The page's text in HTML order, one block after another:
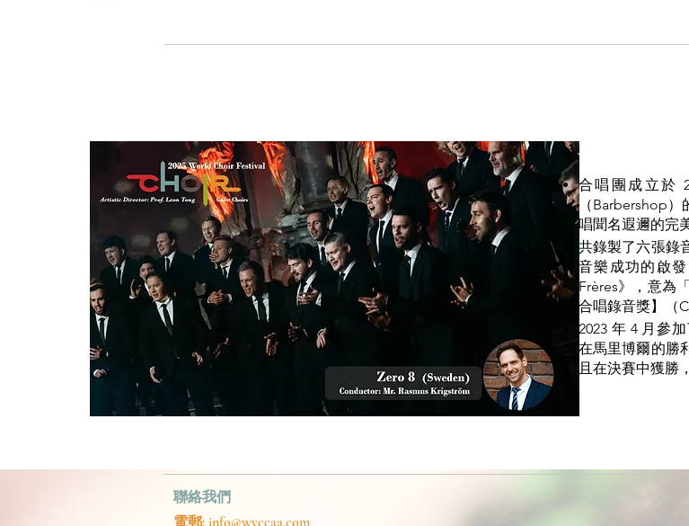
合唱團成立於
（Barbershop）
唱聞名遐邇的完
共錄製了六張錄
音樂成功的啟
Frères》，意為
合唱錄音獎】（
2023 年 4 月參
在馬里博爾的勝
且在決賽中獲勝
聯絡我們
電郵: info@wyccaa.com